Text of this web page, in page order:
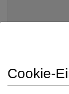
PiegaMaster
Cookie-